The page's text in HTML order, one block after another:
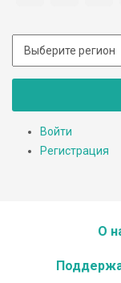
Войти
Регистрация
О